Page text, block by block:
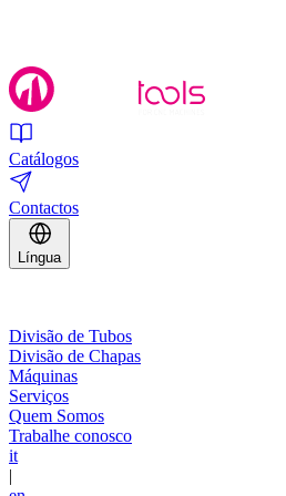
Catálogos
Contactos
Língua
Divisão de Tubos
Divisão de Chapas
Máquinas
Serviços
Quem Somos
Trabalhe conosco
it
|